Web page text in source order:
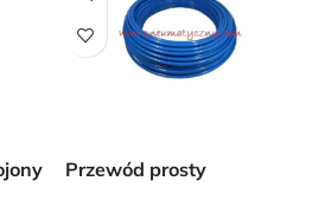
Przewód prosty
by Convert Plus